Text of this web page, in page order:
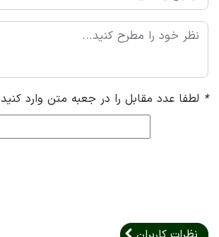
* لطفا عدد مقابل را در جعبه متن وارد کنید